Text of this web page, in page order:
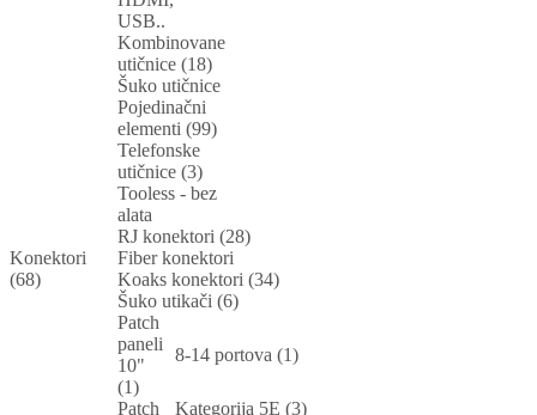
USB..
Kombinovane
utičnice (18)
Šuko utičnice
Pojedinačni
elementi (99)
Telefonske
utičnice (3)
Tooless - bez
alata
Konektori
(68)
RJ konektori (28)
Fiber konektori
Koaks konektori (34)
Šuko utikači (6)
Patch
paneli
10"
(1)
8-14 portova (1)
Patch
Kategorija 5E (3)